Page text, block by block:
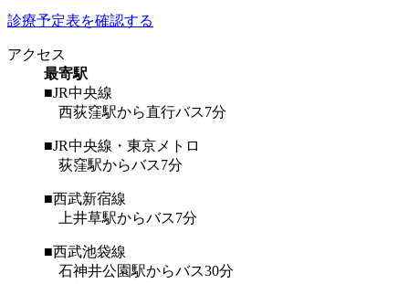
診療予定表を確認する
アクセス
最寄駅
■JR中央線
西荻窪駅から直行バス7分
■JR中央線・東京メトロ
荻窪駅からバス7分
■西武新宿線
上井草駅からバス7分
■西武池袋線
石神井公園駅からバス30分